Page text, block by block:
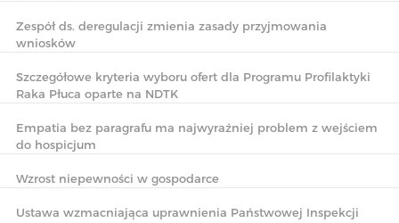
Zespół ds. deregulacji zmienia zasady przyjmowania
wniosków
Szczegółowe kryteria wyboru ofert dla Programu Profilaktyki
Raka Płuca oparte na NDTK
Empatia bez paragrafu ma najwyraźniej problem z wejściem
do hospicjum
Wzrost niepewności w gospodarce
Ustawa wzmacniająca uprawnienia Państwowej Inspekcji